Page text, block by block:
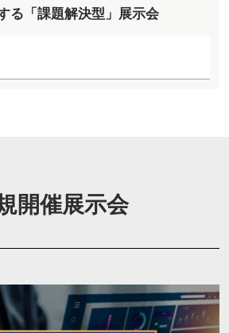
る「課題解決型」展示会
開催展示会